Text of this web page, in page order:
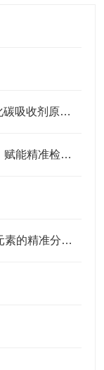
吸收剂502-174-HAZ——碱石棉二氧化碳吸收剂原理与元素分析及气体净化应用
炉试剂AR615：高纯度元素分析耗材，赋能精准检测高效推进
美国alpha吸收剂AR2174：适配多种元素的精准分析需求